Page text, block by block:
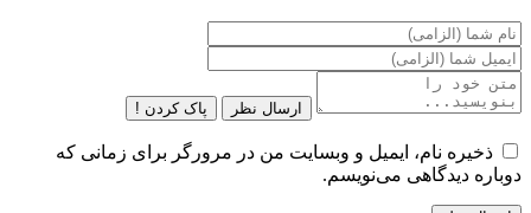
ارسال نظر پاک کردن !
ذخیره نام، ایمیل و وبسایت من در مرورگر برای زمانی که
دوباره دیدگاهی می‌نویسم.